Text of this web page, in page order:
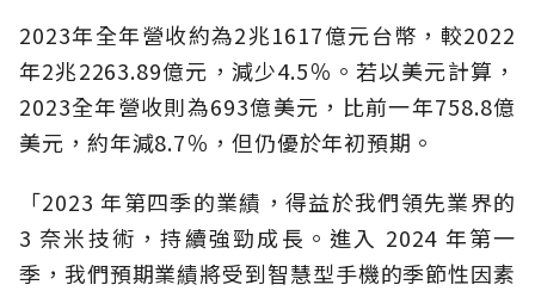
2023年全年營收約為2兆1617億元台幣，較2022
年2兆2263.89億元，減少4.5％。若以美元計算，
2023全年營收則為693億美元，比前一年758.8億
美元，約年減8.7％，但仍優於年初預期。
「2023 年第四季的業績，得益於我們領先業界的
3 奈米技術，持續強勁成長。進入 2024 年第一
季，我們預期業績將受到智慧型手機的季節性因素